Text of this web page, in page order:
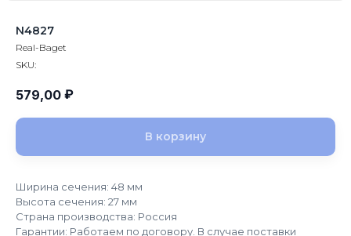
N4827
Real-Baget
SKU:
579,00 ₽
В корзину
Ширина сечения: 48 мм
Высота сечения: 27 мм
Страна производства: Россия
Гарантии: Работаем по договору. В случае поставки